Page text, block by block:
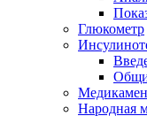
Глюкометр
Народная